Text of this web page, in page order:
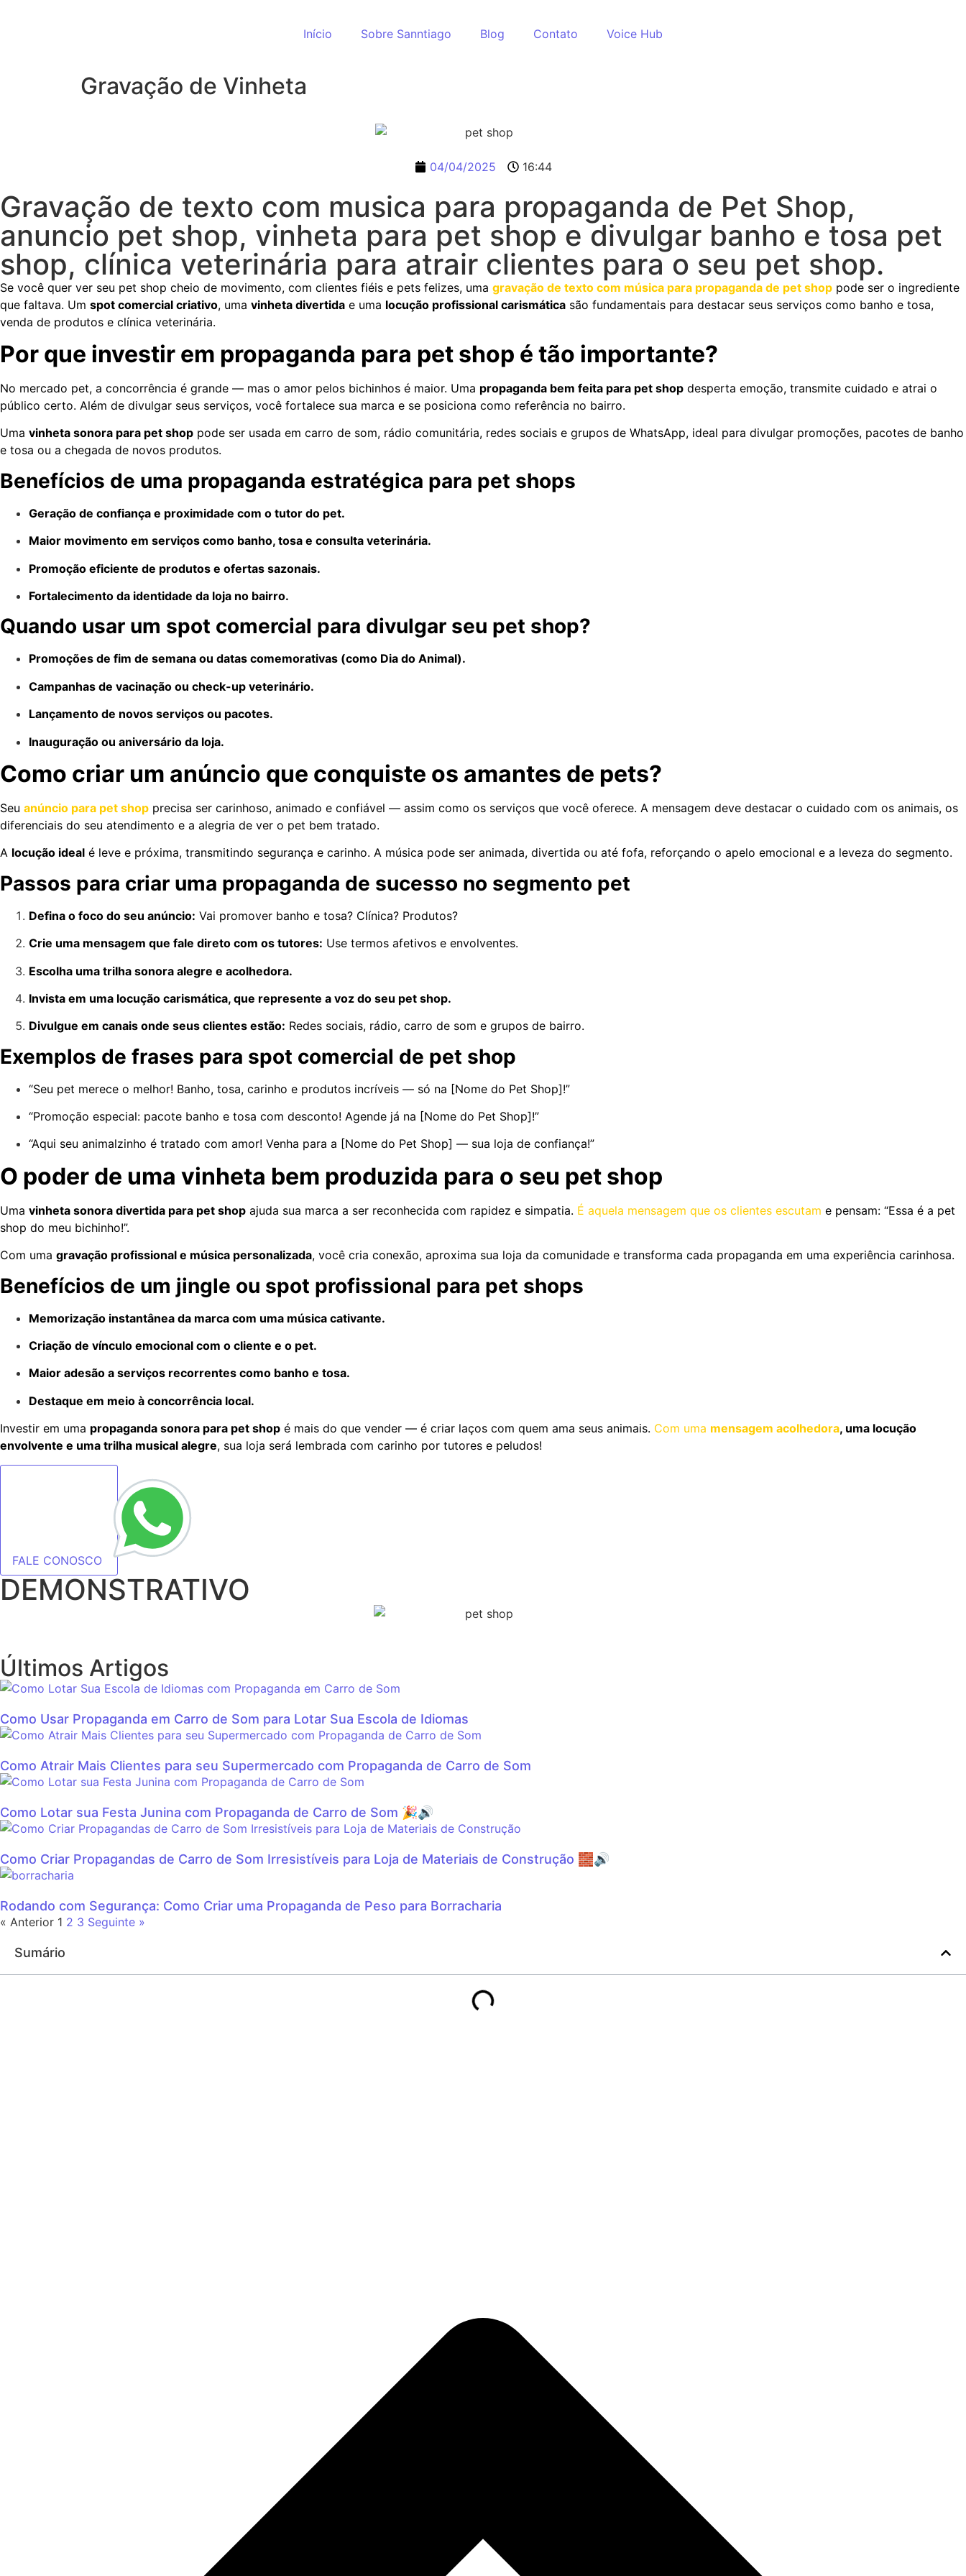
Início Sobre Sanntiago Blog Contato Voice Hub
Gravação de Vinheta
04/04/2025 16:44
Gravação de texto com musica para propaganda de Pet Shop,
anuncio pet shop, vinheta para pet shop e divulgar banho e tosa pet
shop, clínica veterinária para atrair clientes para o seu pet shop.
Se você quer ver seu pet shop cheio de movimento, com clientes fiéis e pets felizes, uma gravação de texto com música para propaganda de pet shop pode ser o ingrediente
que faltava. Um spot comercial criativo, uma vinheta divertida e uma locução profissional carismática são fundamentais para destacar seus serviços como banho e tosa,
venda de produtos e clínica veterinária.
Por que investir em propaganda para pet shop é tão importante?
No mercado pet, a concorrência é grande — mas o amor pelos bichinhos é maior. Uma propaganda bem feita para pet shop desperta emoção, transmite cuidado e atrai o
público certo. Além de divulgar seus serviços, você fortalece sua marca e se posiciona como referência no bairro.
Uma vinheta sonora para pet shop pode ser usada em carro de som, rádio comunitária, redes sociais e grupos de WhatsApp, ideal para divulgar promoções, pacotes de banho
e tosa ou a chegada de novos produtos.
Benefícios de uma propaganda estratégica para pet shops
Geração de confiança e proximidade com o tutor do pet.
Maior movimento em serviços como banho, tosa e consulta veterinária.
Promoção eficiente de produtos e ofertas sazonais.
Fortalecimento da identidade da loja no bairro.
Quando usar um spot comercial para divulgar seu pet shop?
Promoções de fim de semana ou datas comemorativas (como Dia do Animal).
Campanhas de vacinação ou check-up veterinário.
Lançamento de novos serviços ou pacotes.
Inauguração ou aniversário da loja.
Como criar um anúncio que conquiste os amantes de pets?
Seu anúncio para pet shop precisa ser carinhoso, animado e confiável — assim como os serviços que você oferece. A mensagem deve destacar o cuidado com os animais, os
diferenciais do seu atendimento e a alegria de ver o pet bem tratado.
A locução ideal é leve e próxima, transmitindo segurança e carinho. A música pode ser animada, divertida ou até fofa, reforçando o apelo emocional e a leveza do segmento.
Passos para criar uma propaganda de sucesso no segmento pet
Defina o foco do seu anúncio: Vai promover banho e tosa? Clínica? Produtos?
Crie uma mensagem que fale direto com os tutores: Use termos afetivos e envolventes.
Escolha uma trilha sonora alegre e acolhedora.
Invista em uma locução carismática, que represente a voz do seu pet shop.
Divulgue em canais onde seus clientes estão: Redes sociais, rádio, carro de som e grupos de bairro.
Exemplos de frases para spot comercial de pet shop
“Seu pet merece o melhor! Banho, tosa, carinho e produtos incríveis — só na [Nome do Pet Shop]!”
“Promoção especial: pacote banho e tosa com desconto! Agende já na [Nome do Pet Shop]!”
“Aqui seu animalzinho é tratado com amor! Venha para a [Nome do Pet Shop] — sua loja de confiança!”
O poder de uma vinheta bem produzida para o seu pet shop
Uma vinheta sonora divertida para pet shop ajuda sua marca a ser reconhecida com rapidez e simpatia. É aquela mensagem que os clientes escutam e pensam: “Essa é a pet
shop do meu bichinho!”.
Com uma gravação profissional e música personalizada, você cria conexão, aproxima sua loja da comunidade e transforma cada propaganda em uma experiência carinhosa.
Benefícios de um jingle ou spot profissional para pet shops
Memorização instantânea da marca com uma música cativante.
Criação de vínculo emocional com o cliente e o pet.
Maior adesão a serviços recorrentes como banho e tosa.
Destaque em meio à concorrência local.
Investir em uma propaganda sonora para pet shop é mais do que vender — é criar laços com quem ama seus animais. Com uma mensagem acolhedora, uma locução
envolvente e uma trilha musical alegre, sua loja será lembrada com carinho por tutores e peludos!
FALE CONOSCO
DEMONSTRATIVO
Últimos Artigos
Como Usar Propaganda em Carro de Som para Lotar Sua Escola de Idiomas
Como Atrair Mais Clientes para seu Supermercado com Propaganda de Carro de Som
Como Lotar sua Festa Junina com Propaganda de Carro de Som 🎉🔊
Como Criar Propagandas de Carro de Som Irresistíveis para Loja de Materiais de Construção 🧱🔊
Rodando com Segurança: Como Criar uma Propaganda de Peso para Borracharia
« Anterior 1 2 3 Seguinte »
Sumário